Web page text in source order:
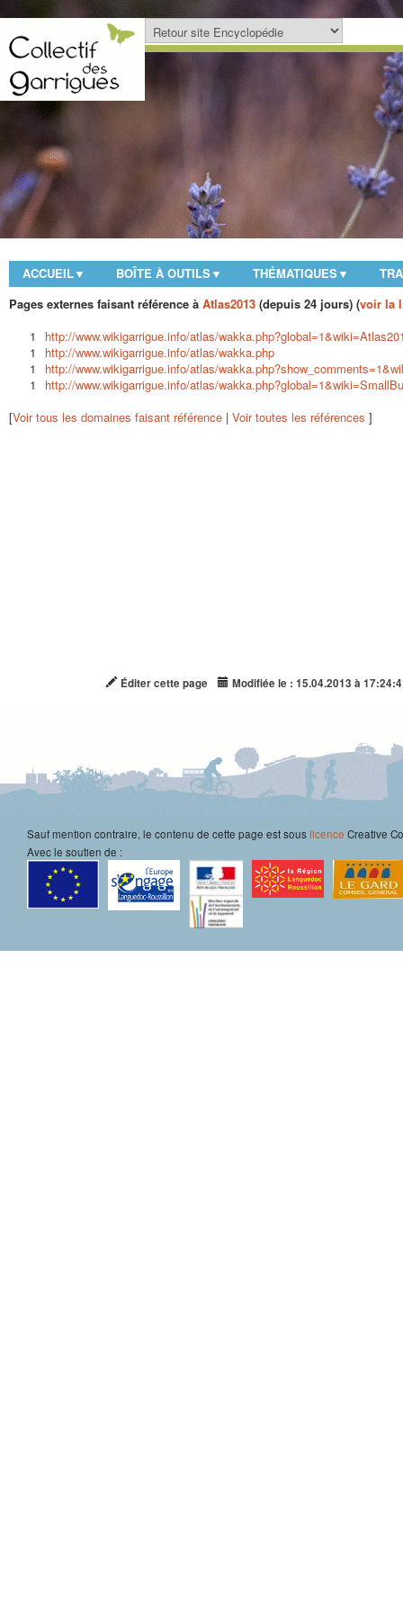
ACCUEIL ▼ BOÎTE À OUTILS ▼ THÉMATIQUES ▼
Pages externes faisant référence à Atlas2013 (depuis 24 jours) (voir la
1
http://www.wikigarrigue.info/atlas/
1
http://www.wikigarrigue.info/atlas/wakka.php
1
http://www.wikigarrigue.info/atlas/
1
http://www.wikigarrigue.info/atlas/
[Voir tous les domaines faisant référence | Voir toutes les références ]
Éditer cette page Modifiée le : 15.04.2013 à
Sauf mention contraire, le contenu de cette page est souslicence Creative
Avec le soutien de :